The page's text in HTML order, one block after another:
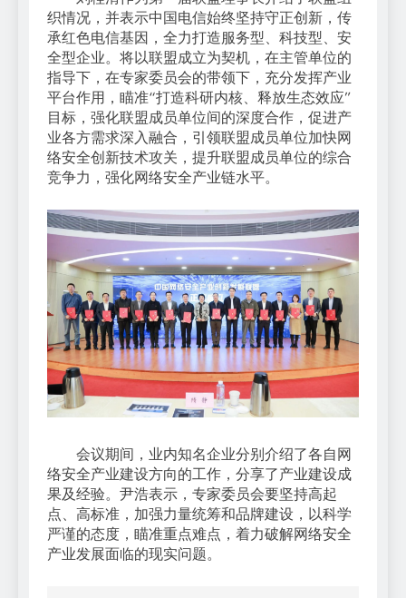
织情况，并表示中国电信始终坚持守正创新，传
承红色电信基因，全力打造服务型、科技型、安
全型企业。将以联盟成立为契机，在主管单位的
指导下，在专家委员会的带领下，充分发挥产业
平台作用，瞄准“打造科研内核、释放生态效应”
目标，强化联盟成员单位间的深度合作，促进产
业各方需求深入融合，引领联盟成员单位加快网
络安全创新技术攻关，提升联盟成员单位的综合
竞争力，强化网络安全产业链水平。
会议期间，业内知名企业分别介绍了各自网
络安全产业建设方向的工作，分享了产业建设成
果及经验。尹浩表示，专家委员会要坚持高起
点、高标准，加强力量统筹和品牌建设，以科学
严谨的态度，瞄准重点难点，着力破解网络安全
产业发展面临的现实问题。